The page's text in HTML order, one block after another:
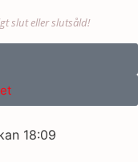
slut eller slutsåld!
18:09